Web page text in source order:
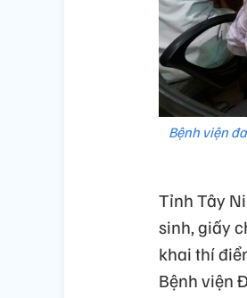
Bệnh viện
Tỉnh Tây
sinh, giấy
khai thí
Bệnh viện